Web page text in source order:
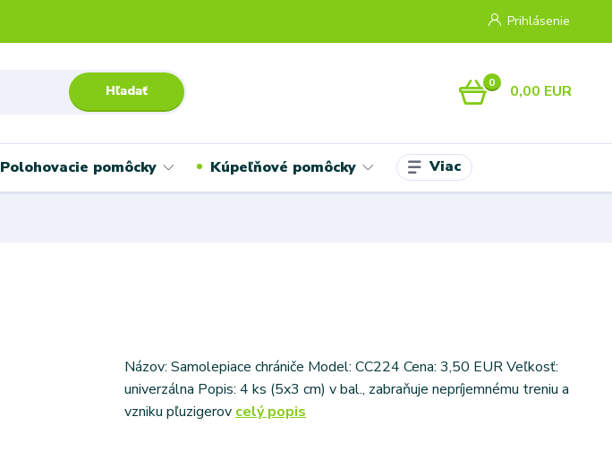
Prihlásenie
Hľadať 0 0,00 EUR
Polohovacie pomôcky Kúpeľňové pomôcky Viac
Názov: Samolepiace chrániče Model: CC224 Cena: 3,50 EUR Veľkosť:
univerzálna Popis: 4 ks (5x3 cm) v bal., zabraňuje nepríjemnému treniu a
vzniku pľuzigerov celý popis